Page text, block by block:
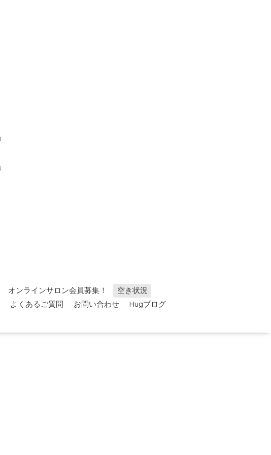
オンラインサロン会員募集！
空き状況
よくあるご質問 お問い合わせ
Hugブログ